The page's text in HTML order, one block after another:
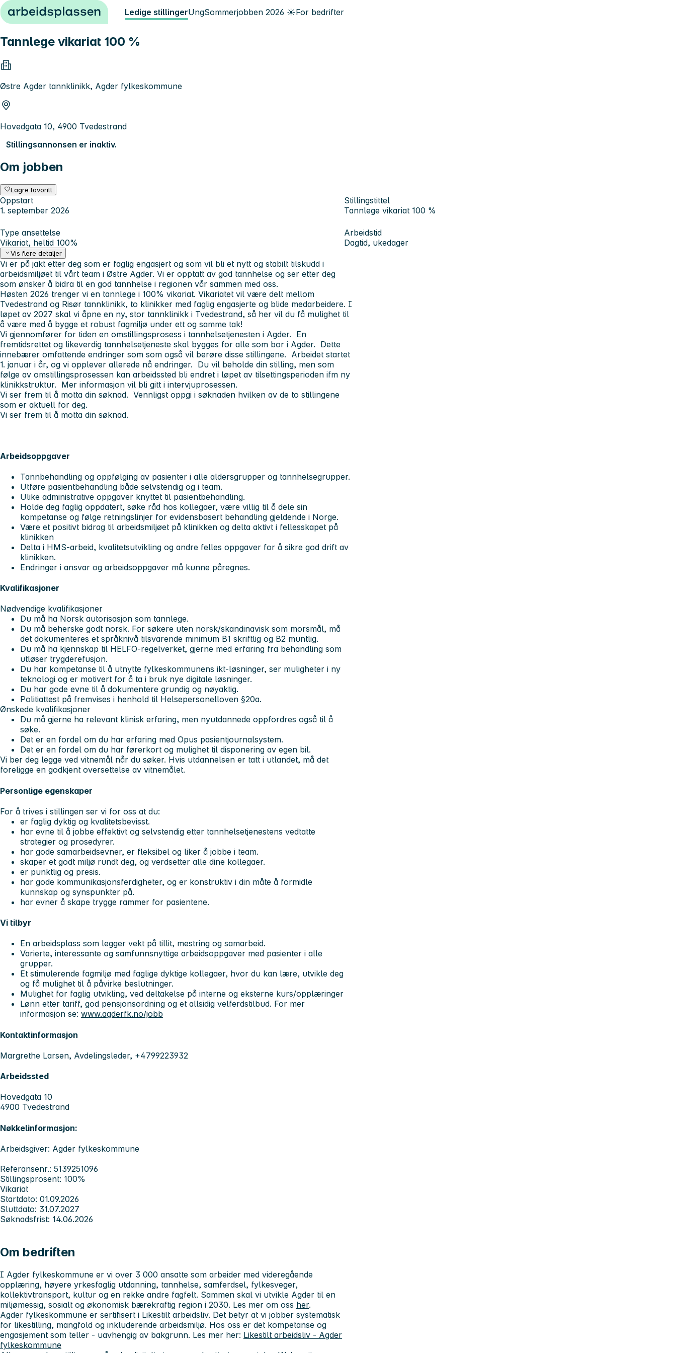
Hopp til innhold Ledige stillingerUngSommerjobben 2026 ☀️For bedrifter
Tannlege vikariat 100 %
Østre Agder tannklinikk, Agder fylkeskommune
Hovedgata 10, 4900 Tvedestrand
Stillingsannonsen er inaktiv.
Om jobben
Lagre favoritt
Oppstart
1. september 2026
Stillingstittel
Tannlege vikariat 100 %
Type ansettelse
Vikariat, heltid 100%
Arbeidstid
Dagtid, ukedager
Vis flere detaljer
Vi er på jakt etter deg som er faglig engasjert og som vil bli et nytt og stabilt tilskudd i
arbeidsmiljøet til vårt team i Østre Agder. Vi er opptatt av god tannhelse og ser etter deg
som ønsker å bidra til en god tannhelse i regionen vår sammen med oss.
Høsten 2026 trenger vi en tannlege i 100% vikariat. Vikariatet vil være delt mellom
Tvedestrand og Risør tannklinikk, to klinikker med faglig engasjerte og blide medarbeidere. I
løpet av 2027 skal vi åpne en ny, stor tannklinikk i Tvedestrand, så her vil du få mulighet til
å være med å bygge et robust fagmiljø under ett og samme tak!
Vi gjennomfører for tiden en omstillingsprosess i tannhelsetjenesten i Agder. En
fremtidsrettet og likeverdig tannhelsetjeneste skal bygges for alle som bor i Agder. Dette
innebærer omfattende endringer som som også vil berøre disse stillingene. Arbeidet startet
1. januar i år, og vi opplever allerede nå endringer. Du vil beholde din stilling, men som
følge av omstillingsprosessen kan arbeidssted bli endret i løpet av tilsettingsperioden ifm ny
klinikkstruktur. Mer informasjon vil bli gitt i intervjuprosessen.
Vi ser frem til å motta din søknad. Vennligst oppgi i søknaden hvilken av de to stillingene
som er aktuell for deg.
Vi ser frem til å motta din søknad.
Arbeidsoppgaver
Tannbehandling og oppfølging av pasienter i alle aldersgrupper og tannhelsegrupper.
Utføre pasientbehandling både selvstendig og i team.
Ulike administrative oppgaver knyttet til pasientbehandling.
Holde deg faglig oppdatert, søke råd hos kollegaer, være villig til å dele sin
kompetanse og følge retningslinjer for evidensbasert behandling gjeldende i Norge.
Være et positivt bidrag til arbeidsmiljøet på klinikken og delta aktivt i fellesskapet på
klinikken
Delta i HMS-arbeid, kvalitetsutvikling og andre felles oppgaver for å sikre god drift av
klinikken.
Endringer i ansvar og arbeidsoppgaver må kunne påregnes.
Kvalifikasjoner
Nødvendige kvalifikasjoner
Du må ha Norsk autorisasjon som tannlege.
Du må beherske godt norsk. For søkere uten norsk/skandinavisk som morsmål, må
det dokumenteres et språknivå tilsvarende minimum B1 skriftlig og B2 muntlig.
Du må ha kjennskap til HELFO-regelverket, gjerne med erfaring fra behandling som
utløser trygderefusjon.
Du har kompetanse til å utnytte fylkeskommunens ikt-løsninger, ser muligheter i ny
teknologi og er motivert for å ta i bruk nye digitale løsninger.
Du har gode evne til å dokumentere grundig og nøyaktig.
Politiattest på fremvises i henhold til Helsepersonelloven §20a.
Ønskede kvalifikasjoner
Du må gjerne ha relevant klinisk erfaring, men nyutdannede oppfordres også til å
søke.
Det er en fordel om du har erfaring med Opus pasientjournalsystem.
Det er en fordel om du har førerkort og mulighet til disponering av egen bil.
Vi ber deg legge ved vitnemål når du søker. Hvis utdannelsen er tatt i utlandet, må det
foreligge en godkjent oversettelse av vitnemålet.
Personlige egenskaper
For å trives i stillingen ser vi for oss at du:
er faglig dyktig og kvalitetsbevisst.
har evne til å jobbe effektivt og selvstendig etter tannhelsetjenestens vedtatte
strategier og prosedyrer.
har gode samarbeidsevner, er fleksibel og liker å jobbe i team.
skaper et godt miljø rundt deg, og verdsetter alle dine kollegaer.
er punktlig og presis.
har gode kommunikasjonsferdigheter, og er konstruktiv i din måte å formidle
kunnskap og synspunkter på.
har evner å skape trygge rammer for pasientene.
Vi tilbyr
En arbeidsplass som legger vekt på tillit, mestring og samarbeid.
Varierte, interessante og samfunnsnyttige arbeidsoppgaver med pasienter i alle
grupper.
Et stimulerende fagmiljø med faglige dyktige kollegaer, hvor du kan lære, utvikle deg
og få mulighet til å påvirke beslutninger.​
Mulighet for faglig utvikling, ved deltakelse på interne og eksterne kurs/opplæringer
Lønn etter tariff, god pensjonsordning og et allsidig velferdstilbud. For mer
informasjon se: www.agderfk.no/jobb
Kontaktinformasjon
Margrethe Larsen, Avdelingsleder, +4799223932
Arbeidssted
Hovedgata 10
4900 Tvedestrand
Nøkkelinformasjon:
Arbeidsgiver: Agder fylkeskommune
Referansenr.: 5139251096
Stillingsprosent: 100%
Vikariat
Startdato: 01.09.2026
Sluttdato: 31.07.2027
Søknadsfrist: 14.06.2026
Om bedriften
I Agder fylkeskommune er vi over 3 000 ansatte som arbeider med videregående
opplæring, høyere yrkesfaglig utdanning, tannhelse, samferdsel, fylkesveger,
kollektivtransport, kultur og en rekke andre fagfelt. Sammen skal vi utvikle Agder til en
miljømessig, sosialt og økonomisk bærekraftig region i 2030. Les mer om oss her.
Agder fylkeskommune er sertifisert i Likestilt arbeidsliv. Det betyr at vi jobber systematisk
for likestilling, mangfold og inkluderende arbeidsmiljø. Hos oss er det kompetanse og
engasjement som teller - uavhengig av bakgrunn. Les mer her: Likestilt arbeidsliv - Agder
fylkeskommune